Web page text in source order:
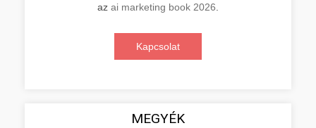
az ai marketing book 2026
Kapcsolat
MEGYÉK